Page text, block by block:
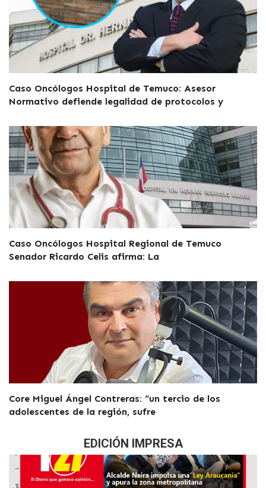
Caso Oncólogos Hospital de Temuco: Asesor
Normativo defiende legalidad de protocolos y
Caso Oncólogos Hospital Regional de Temuco
Senador Ricardo Celis afirma: La
Core Miguel Ángel Contreras: “un tercio de los
adolescentes de la región, sufre
EDICIÓN IMPRESA